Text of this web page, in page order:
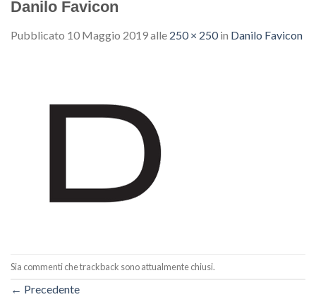
Danilo Favicon
Pubblicato 10 Maggio 2019alle 250 × 250in Danilo Favicon
Sia commenti che trackback sono attualmente chiusi.
← Precedente